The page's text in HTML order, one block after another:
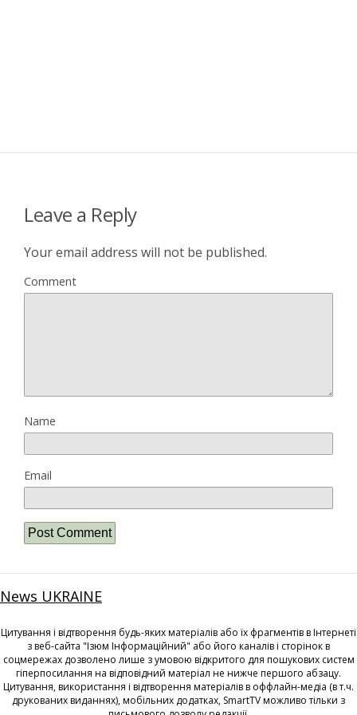
Leave a Reply
Your email address will not be published.
Comment
Name
Email
News UKRAINE
Цитування і відтворення будь-яких матеріалів або їх фрагментів в Інтернеті
з веб-сайта "Ізюм Інформаційний" або його каналів і сторінок в
соцмережах дозволено лише з умовою відкритого для пошукових систем
гіперпосилання на відповідний матеріал не нижче першого абзацу.
Цитування, використання і відтворення матеріалів в оффлайн-медіа (в т.ч.
друкованих виданнях), мобільних додатках, SmartTV можливо тільки з